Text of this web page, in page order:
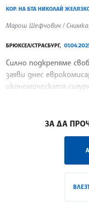
КОР. НА БТА НИКОЛАЙ
Марош Шефчович /
БРЮКСЕЛ/СТРАСБУРГ,
Силно подкрепяме
заяви днес
икономическата
ЗА ДА